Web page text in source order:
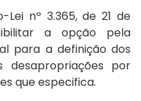
nº 3.365, de 21 de
a opção pela
para a definição dos
desapropriações por
que especifica.